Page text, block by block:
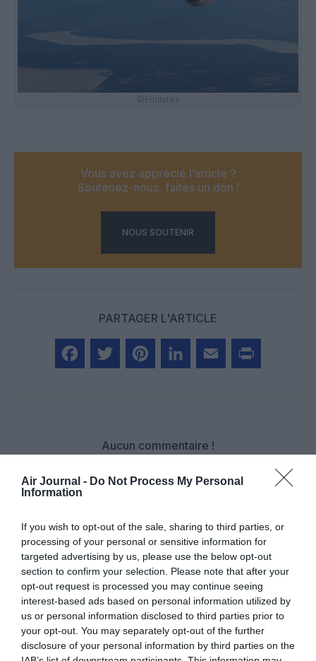
Air Journal - Do Not Process My Personal
Information
If you wish to opt-out of the sale, sharing to third parties, or
processing of your personal or sensitive information for
targeted advertising by us, please use the below opt-out
section to confirm your selection. Please note that after your
opt-out request is processed you may continue seeing
interest-based ads based on personal information utilized by
us or personal information disclosed to third parties prior to
your opt-out. You may separately opt-out of the further
disclosure of your personal information by third parties on the
©Emirates
Vous avez apprécié l’article ?
Soutenez-nous, faites un don !
NOUS SOUTENIR
PARTAGER L'ARTICLE
Aucun commentaire !
LAISSER UN COMMENTAIRE
FAIRE UN DON
Appel aux lecteurs !
Soutenez Air Journal participezà son
développement !